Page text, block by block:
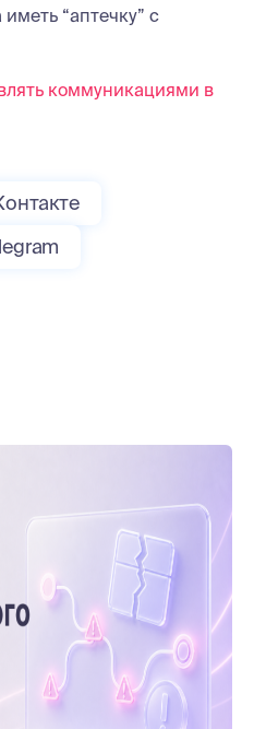
“аптечку” с
коммуникациями в